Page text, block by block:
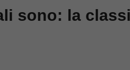
sono: la